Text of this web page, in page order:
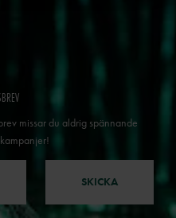
missar du aldrig spännande
SKICKA